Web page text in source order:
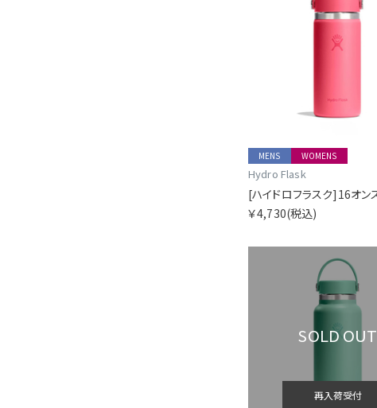
MENS WOMENS
Hydro Flask
￥4,730(税込)
SOLD OUT
再入荷受付